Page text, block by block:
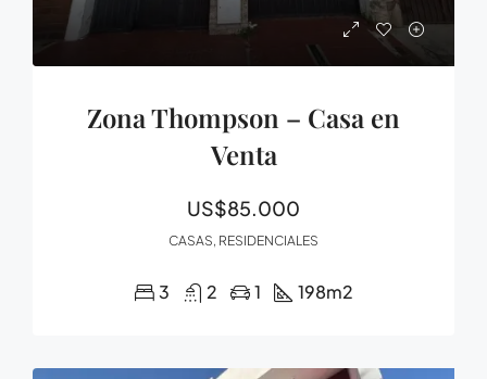
Zona Thompson – Casa en
Venta
US$85.000
CASAS, RESIDENCIALES
3 2 1 198m2